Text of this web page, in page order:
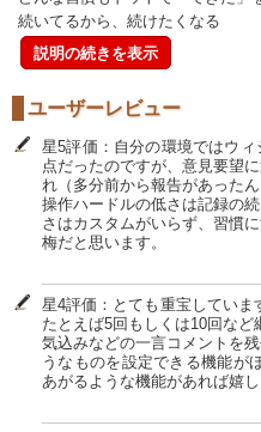
続いてるから、続けたくなる
説明の続きを表示
ユーザーレビュー
星5評価：自分の環境ではウ
点だったのですが、意見要望
れ（多分前から報告があった
操作ハードルの低さは記録の
さはカスタムがいらず、習慣
梅だと思います。
星4評価：とても重宝していま
たとえば5回もしくは10回な
気込みなどの一言コメントを
うなものを設定できる機能が
あがるような機能があれば嬉し